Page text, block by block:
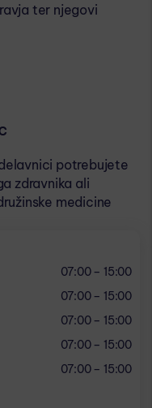
ter njegovi
potrebujete
zdravnika ali
medicine
07:00 – 15:00
07:00 – 15:00
07:00 – 15:00
07:00 – 15:00
07:00 – 15:00